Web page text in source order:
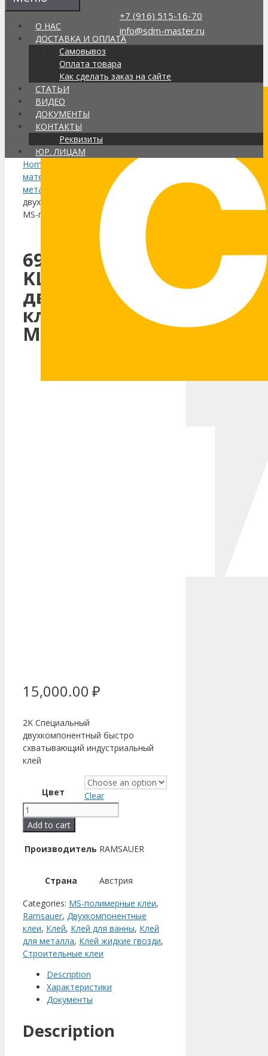
Перейти
содержимому
+7 (916) 515-16-70
info@sdm-master.ru
О НАС
ДОСТАВКА И ОПЛАТА
Самовывоз
Оплата товара
Как сделать заказ на сайте
СТАТЬИ
ВИДЕО
ДОКУМЕНТЫ
КОНТАКТЫ
Реквизиты
ЮР. ЛИЦАМ
товаров
Каталог
Home
материалу
металла
/ 690 2K MS KLEBER –
двухкомпонентный клей на базе
MS-полимеров
690 2K MS
KLEBER –
двухкомпонентный
клей на базе
MS-полимеров
15,000.00 ₽
2K Специальный
двухкомпонентный быстро
схватывающий индустриальный
клей
Цвет
Clear
690
2K
MS
KLEBER
базе
MS-
полимеров
quantity
Add to cart
Производитель RAMSAUER
Страна
Австрия
Categories: MS-полимерные клеи,
Ramsauer, Двухкомпонентные
клеи, Клей, Клей для ванны, Клей
для металла, Клей жидкие гвозди,
Строительные клеи
Description
Характеристики
Документы
Description